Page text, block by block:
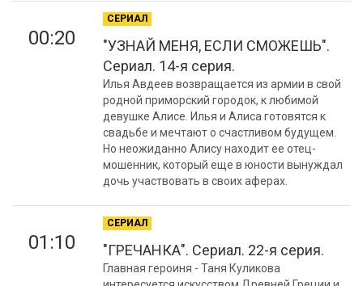
00:20
СЕРИАЛ
"УЗНАЙ МЕНЯ, ЕСЛИ СМОЖЕШЬ".
Сериал. 14-я серия.
Илья Авдеев возвращается из армии в свой
родной приморский городок, к любимой
девушке Алисе. Илья и Алиса готовятся к
свадьбе и мечтают о счастливом будущем.
Но неожиданно Алису находит ее отец-
мошенник, который еще в юности вынуждал
дочь участвовать в своих аферах.
01:10
СЕРИАЛ
"ГРЕЧАНКА". Сериал. 22-я серия.
Главная героиня - Таня Куликова